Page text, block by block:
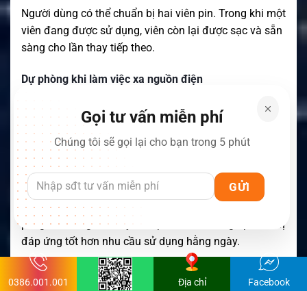
Người dùng có thể chuẩn bị hai viên pin. Trong khi một
viên đang được sử dụng, viên còn lại được sạc và sẵn
sàng cho lần thay tiếp theo.
Dự phòng khi làm việc xa nguồn điện
trời, việc tìm nguồn điện phù hợp có thể khó khăn. Pin
dự phòng giúp giảm sự phụ thuộc vào bộ sạc trong
quá trình di chuyển.
Khôi phục thời lượng sử dụng của RA79
Nếu bộ đàm vẫn hoạt động tốt nhưng thời gian dùng
pin giảm đáng kể, thay viên pin mới có thể giúp thiết bị
đáp ứng tốt hơn nhu cầu sử dụng hằng ngày.
Chuẩn bị nguồn điện cho tình huống khẩn cấp
Gọi tư vấn miễn phí
Chúng tôi sẽ gọi lại cho bạn trong 5 phút
0386.001.001 Địa chỉ Facebook